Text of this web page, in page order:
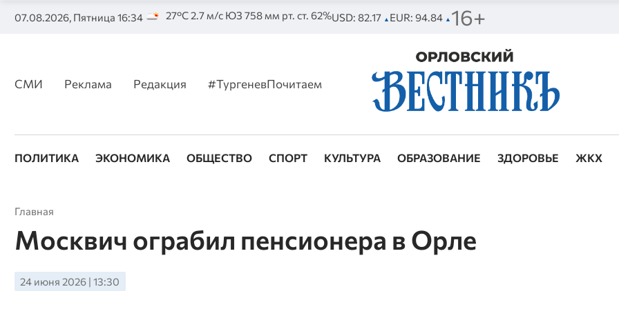
07.08.2026, Пятница 16:34 27°C 2.7 м/с ЮЗ 758 мм рт. ст. 62%USD: 82.17 ▲ EUR: 94.84 ▲ 16+
СМИ Реклама Редакция #ТургеневПочитаем
ПОЛИТИКА ЭКОНОМИКА ОБЩЕСТВО СПОРТ КУЛЬТУРА ОБРАЗОВАНИЕ ЗДОРОВЬЕ ЖКХ
Главная
Москвич ограбил пенсионера в Орле
24 июня 2026 | 13:30